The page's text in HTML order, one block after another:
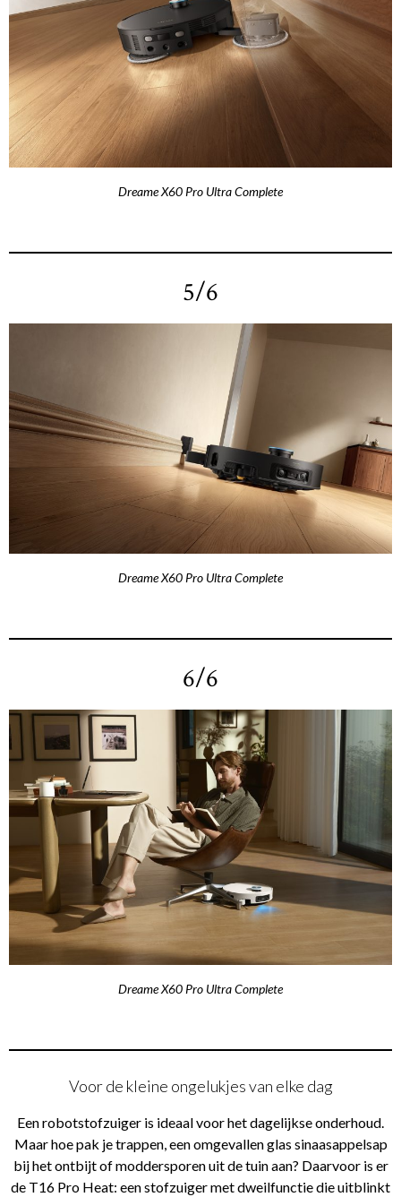
Dreame X60 Pro Ultra Complete
5/6
Dreame X60 Pro Ultra Complete
6/6
Dreame X60 Pro Ultra Complete
Voor de kleine ongelukjes van elke dag
Een robotstofzuiger is ideaal voor het dagelijkse onderhoud.
Maar hoe pak je trappen, een omgevallen glas sinaasappelsap
bij het ontbijt of moddersporen uit de tuin aan? Daarvoor is er
de T16 Pro Heat: een stofzuiger met dweilfunctie die uitblinkt